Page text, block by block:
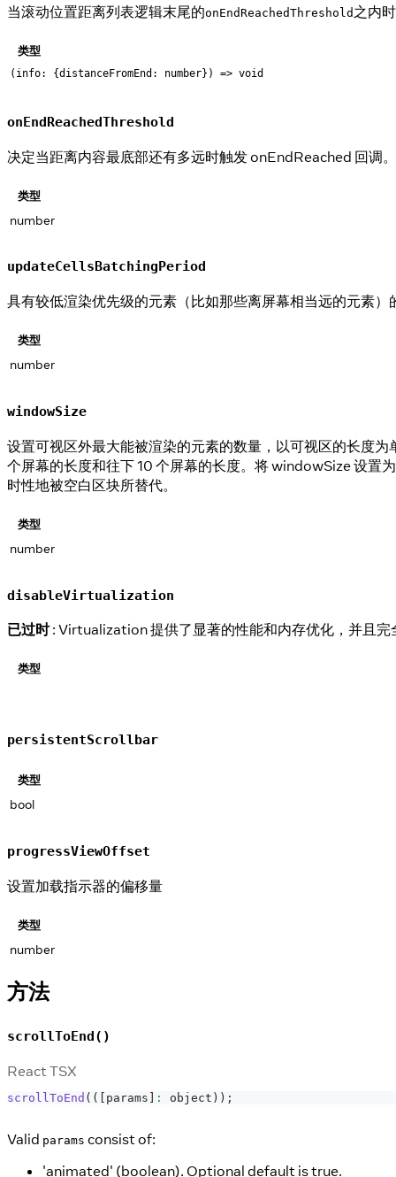
当滚动位置距离列表逻辑末尾的onEndReachedThreshold 之内
类型
(info: {distanceFromEnd: number}) => void
onEndReachedThreshold
决定当距离内容最底部还有多远时触发 onEndReached 回调
类型
number
updateCellsBatchingPeriod
具有较低渲染优先级的元素（比如那些离屏幕相当远的元素
类型
number
windowSize
设置可视区外最大能被渲染的元素的数量，以可视区的长度
个屏幕的长度和往下 10 个屏幕的长度。将 windowSize 设置
时性地被空白区块所替代。
类型
number
disableVirtualization
已过时: Virtualization 提供了显著的性能和内存优化，并且
类型
persistentScrollbar
类型
bool
progressViewOffset
设置加载指示器的偏移量
类型
number
方法
scrollToEnd()
React TSX
scrollToEnd ( ( params : object ) ) ;
Valid params consist of:
'animated' (boolean). Optional default is true.